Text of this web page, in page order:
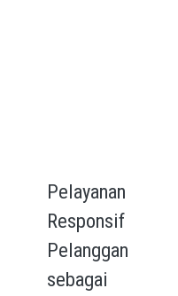
Pelayanan
Responsif
Pelanggan
sebagai